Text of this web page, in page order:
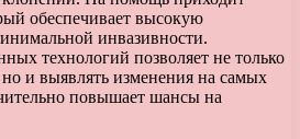
обеспечивает высокую
инвазивности.
технологий позволяет не только
и выявлять изменения на самых
повышает шансы на